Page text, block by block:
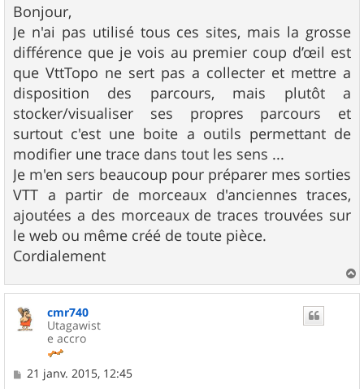
s
s
a
g
e
Bonjour,
Je n'ai pas utilisé tous ces sites, mais la grosse
différence que je vois au premier coup d’œil est
que VttTopo ne sert pas a collecter et mettre a
disposition des parcours, mais plutôt a
stocker/visualiser ses propres parcours et
surtout c'est une boite a outils permettant de
modifier une trace dans tout les sens ...
Je m'en sers beaucoup pour préparer mes sorties
VTT a partir de morceaux d'anciennes traces,
ajoutées a des morceaux de traces trouvées sur
le web ou même créé de toute pièce.
Cordialement
a
cmr740
Utagawist
e accro
M
21 janv. 2015, 12:45